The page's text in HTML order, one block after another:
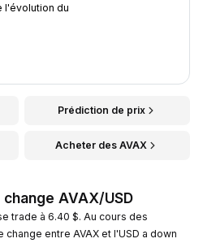
l'évolution du
Prédiction de prix
Acheter des AVAX
AVAX/USD
trade à 6.40 $. Au cours des
entre AVAX et l'USD a down